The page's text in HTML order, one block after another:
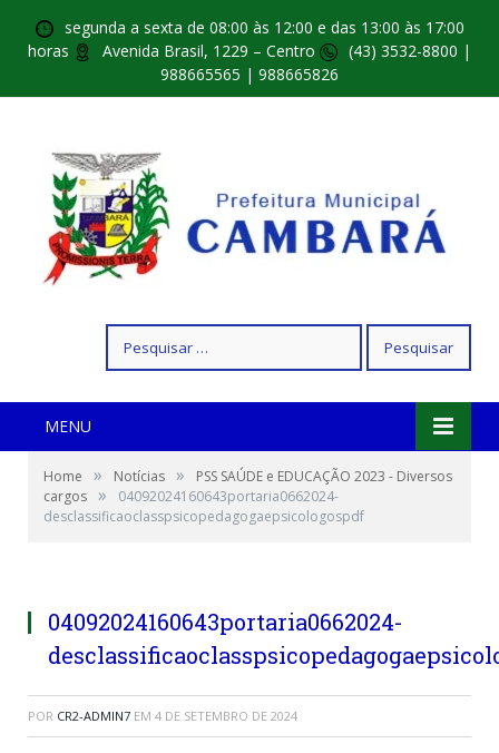
segunda a sexta de 08:00 às 12:00 e das 13:00 às 17:00
horas
Avenida Brasil, 1229 – Centro
(43) 3532-8800 |
988665565 | 988665826
por:
MENU
Home » Notícias »
PSS SAÚDE e EDUCAÇÃO 2023 - Diversos
cargos »
04092024160643portaria0662024-
desclassificaoclasspsicopedagogaepsicologospdf
04092024160643portaria0662024-
POR CR2-ADMIN7 EM 4 DE SETEMBRO DE 2024